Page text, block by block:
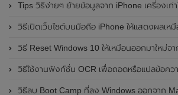
Tips วิธีง่ายๆ ย้ายข้อมูลจาก iPhone เครื่องเก่าไปยังเครื่อง
วิธีเปิดเว็บไซต์บนมือถือ iPhone ให้แสดงผลเหมือ
วิธี Reset Windows 10 ให้เหมือนออกมาใหม่จา
วิธีใช้งานฟังก์ชั่น OCR เพื่อถอดหรือแปลข้อความจ
วิธีลบ Boot Camp ที่ลง Windows ออกจาก